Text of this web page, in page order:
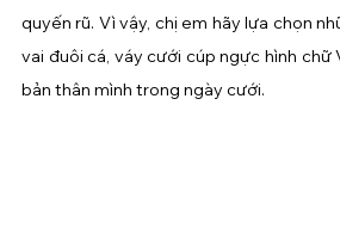
quyến rũ. Vì vậy, chị em hãy lựa chọn
vai đuôi cá, váy cưới cúp ngực hình
bản thân mình trong ngày cưới.